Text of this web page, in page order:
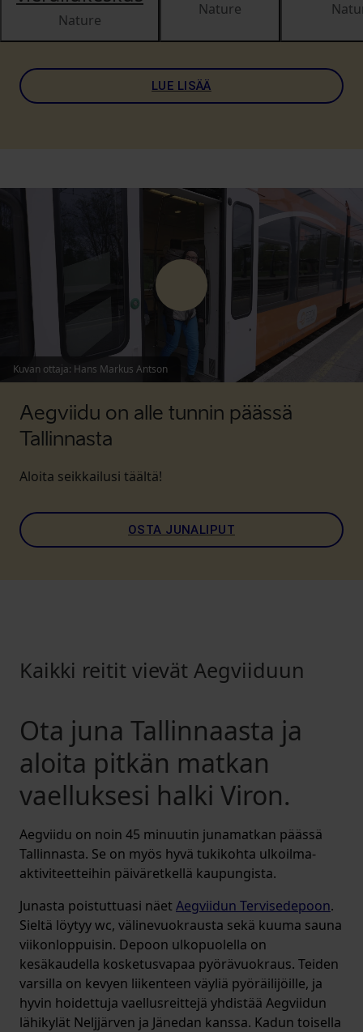
Nature
Nature
LUE LISÄÄ
Kuvan ottaja: Hans Markus Antson
Aegviidu on alle tunnin päässä
Tallinnasta
Aloita seikkailusi täältä!
OSTA JUNALIPUT
Kaikki reitit vievät Aegviiduun
Ota juna Tallinnaasta ja
aloita pitkän matkan
vaelluksesi halki Viron.
Aegviidu on noin 45 minuutin junamatkan päässä
Tallinnasta. Se on myös hyvä tukikohta ulkoilma-
aktiviteetteihin päiväretkellä kaupungista.
Junasta poistuttuasi näet Aegviidun Tervisedepoon.
Sieltä löytyy wc, välinevuokrausta sekä kuuma sauna
viikonloppuisin. Depoon ulkopuolella on
kesäkaudella kosketusvapaa pyörävuokraus. Teiden
varsilla on kevyen liikenteen väyliä pyöräilijöille, ja
hyvin hoidettuja vaellusreittejä yhdistää Aegviidun
lähikylät Neljjärven ja Jänedan kanssa. Kadun toisella